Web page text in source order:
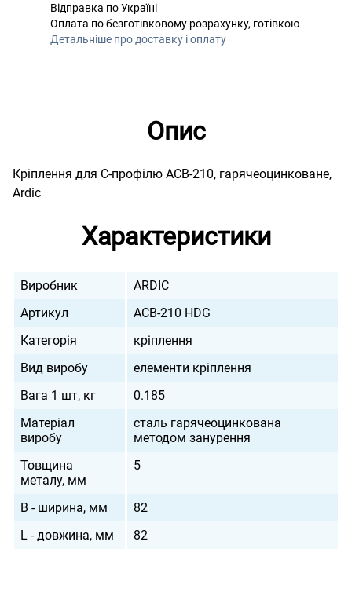
Відправка по Україні
Оплата по безготівковому розрахунку, готівкою
Детальніше про доставку і оплату
Опис
Кріплення для С-профілю ACB-210, гарячеоцинковане,
Ardic
Характеристики
Виробник
ARDIC
Артикул
ACB-210 HDG
Категорія
кріплення
Вид виробу
елементи кріплення
Вага 1 шт, кг
0.185
Матеріал
виробу
сталь гарячеоцинкована
методом занурення
Товщина
металу, мм
5
B - ширина, мм
82
L - довжина, мм
82